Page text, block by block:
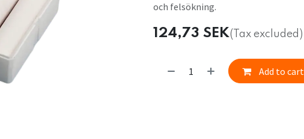
och felsökning.
124,73 SEK(Tax excluded)
Add to cart